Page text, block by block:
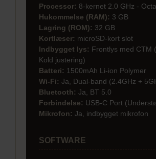
Processor: 8-kernet 2.0 GHz -
Hukommelse (RAM): 3 GB
Lagring (ROM): 32 GB
Kortlæser: microSD-kort slot
Indbygget lys: Frontlys med CTM
Kold justering)
Batteri: 1500mAh Li-ion Polymer
Wi-Fi: Ja, Dual-band (2.4GHz +
Bluetooth: Ja, BT 5.0
Forbindelse: USB-C Port
Mikrofon: Ja, indbygget mikrofon
SOFTWARE